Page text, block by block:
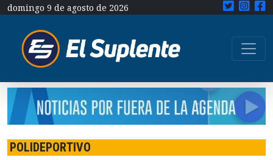
domingo 9 de agosto de 2026
POLIDEPORTIVO